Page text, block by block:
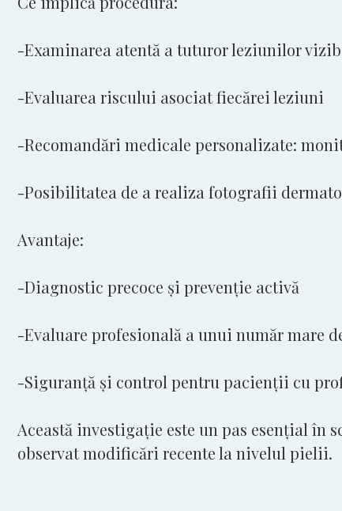
-Examinarea atentă a tuturor leziunilor
-Evaluarea riscului asociat fiecărei leziuni
-Recomandări medicale personalizate:
-Posibilitatea de a realiza fotografii
Avantaje:
-Diagnostic precoce și prevenție activă
-Evaluare profesională a unui număr mare
-Siguranță și control pentru pacienții cu
Această investigație este un pas esențial în
observat modificări recente la nivelul pielii.